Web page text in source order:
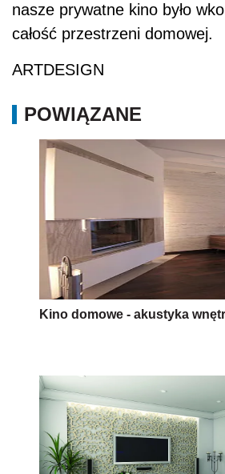
nasze prywatne kino było
całość przestrzeni domowej.
ARTDESIGN
POWIĄZANE
Kino domowe - akustyka